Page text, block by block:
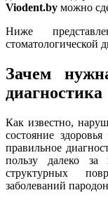
Viodent.by можно
Ниже
стоматологической
Зачем
диагностика
Как известно,
состояние
правильное
пользу далеко за
структурных
заболеваний